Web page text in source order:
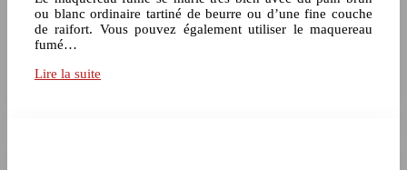
ou blanc ordinaire tartiné de beurre ou d’une fine couche
de raifort. Vous pouvez également utiliser le maquereau
fumé…
Lire la suite